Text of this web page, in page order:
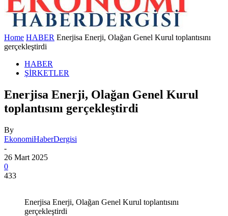
Home HABER Enerjisa Enerji, Olağan Genel Kurul toplantısını
gerçekleştirdi
HABER
ŞİRKETLER
Enerjisa Enerji, Olağan Genel Kurul
toplantısını gerçekleştirdi
By
EkonomiHaberDergisi
-
26 Mart 2025
0
433
Enerjisa Enerji, Olağan Genel Kurul toplantısını
gerçekleştirdi